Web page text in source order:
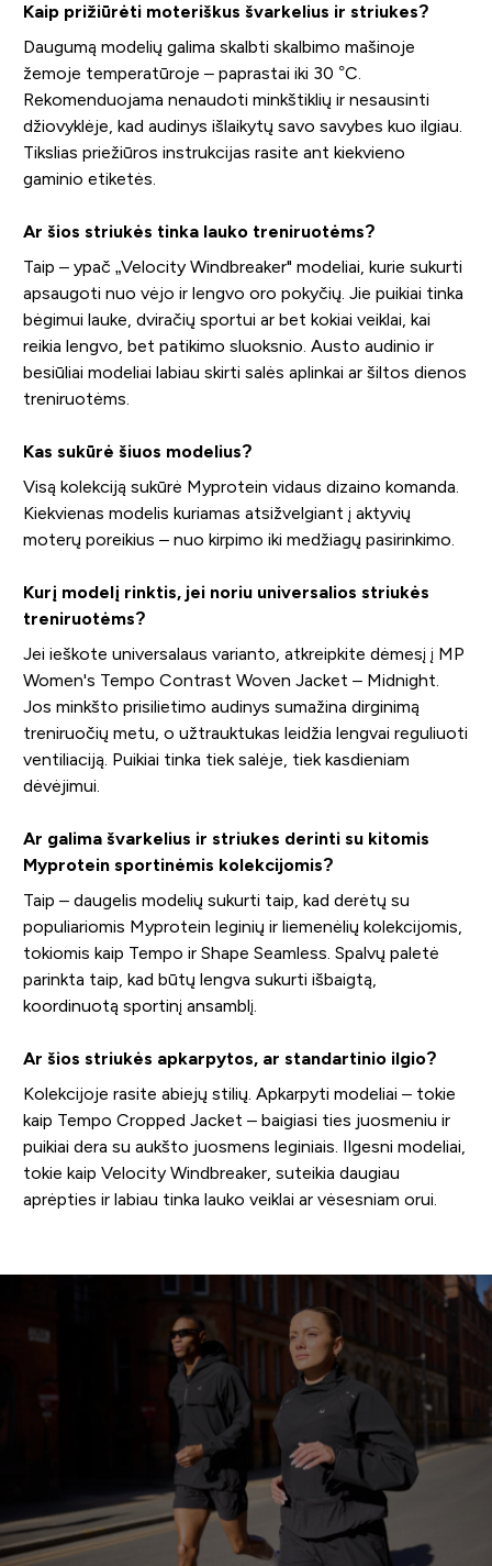
Kaip prižiūrėti moteriškus švarkelius ir striukes?
Daugumą modelių galima skalbti skalbimo mašinoje
žemoje temperatūroje – paprastai iki 30 °C.
Rekomenduojama nenaudoti minkštiklių ir nesausinti
džiovyklėje, kad audinys išlaikytų savo savybes kuo ilgiau.
Tikslias priežiūros instrukcijas rasite ant kiekvieno
gaminio etiketės.
Ar šios striukės tinka lauko treniruotėms?
Taip – ypač „Velocity Windbreaker" modeliai, kurie sukurti
apsaugoti nuo vėjo ir lengvo oro pokyčių. Jie puikiai tinka
bėgimui lauke, dviračių sportui ar bet kokiai veiklai, kai
reikia lengvo, bet patikimo sluoksnio. Austo audinio ir
besiūliai modeliai labiau skirti salės aplinkai ar šiltos dienos
treniruotėms.
Kas sukūrė šiuos modelius?
Visą kolekciją sukūrė Myprotein vidaus dizaino komanda.
Kiekvienas modelis kuriamas atsižvelgiant į aktyvių
moterų poreikius – nuo kirpimo iki medžiagų pasirinkimo.
Kurį modelį rinktis, jei noriu universalios striukės
treniruotėms?
Jei ieškote universalaus varianto, atkreipkite dėmesį į MP
Women's Tempo Contrast Woven Jacket – Midnight.
Jos minkšto prisilietimo audinys sumažina dirginimą
treniruočių metu, o užtrauktukas leidžia lengvai reguliuoti
ventiliaciją. Puikiai tinka tiek salėje, tiek kasdieniam
dėvėjimui.
Ar galima švarkelius ir striukes derinti su kitomis
Myprotein sportinėmis kolekcijomis?
Taip – daugelis modelių sukurti taip, kad derėtų su
populiariomis Myprotein leginių ir liemenėlių kolekcijomis,
tokiomis kaip Tempo ir Shape Seamless. Spalvų paletė
parinkta taip, kad būtų lengva sukurti išbaigtą,
koordinuotą sportinį ansamblį.
Ar šios striukės apkarpytos, ar standartinio ilgio?
Kolekcijoje rasite abiejų stilių. Apkarpyti modeliai – tokie
kaip Tempo Cropped Jacket – baigiasi ties juosmeniu ir
puikiai dera su aukšto juosmens leginiais. Ilgesni modeliai,
tokie kaip Velocity Windbreaker, suteikia daugiau
aprėpties ir labiau tinka lauko veiklai ar vėsesniam orui.